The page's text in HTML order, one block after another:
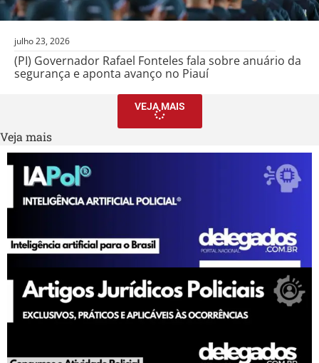
julho 23, 2026
(PI) Governador Rafael Fonteles fala sobre anuário da
segurança e aponta avanço no Piauí
VEJA MAIS
Veja mais